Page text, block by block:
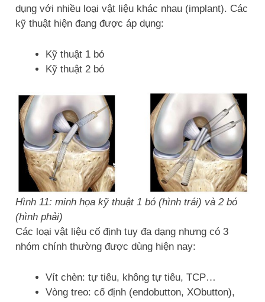
dụng với nhiều loại vật liệu khác nhau (implant). Các
kỹ thuật hiện đang được áp dụng:
Kỹ thuật 1 bó
Kỹ thuật 2 bó
Hình 11: minh họa kỹ thuật 1 bó (hình trái) và 2 bó
(hình phải)
Các loại vật liệu cố định tuy đa dạng nhưng có 3
nhóm chính thường được dùng hiện nay:
Vít chèn: tự tiêu, không tự tiêu, TCP…
Vòng treo: cố định (endobutton, XObutton),